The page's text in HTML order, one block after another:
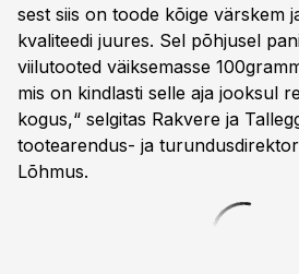
sest siis on toode kõige värskem
kvaliteedi juures. Sel põhjusel
viilutooted väiksemasse
mis on kindlasti selle aja jooksul
kogus,“ selgitas Rakvere ja
tootearendus- ja
Lõhmus.